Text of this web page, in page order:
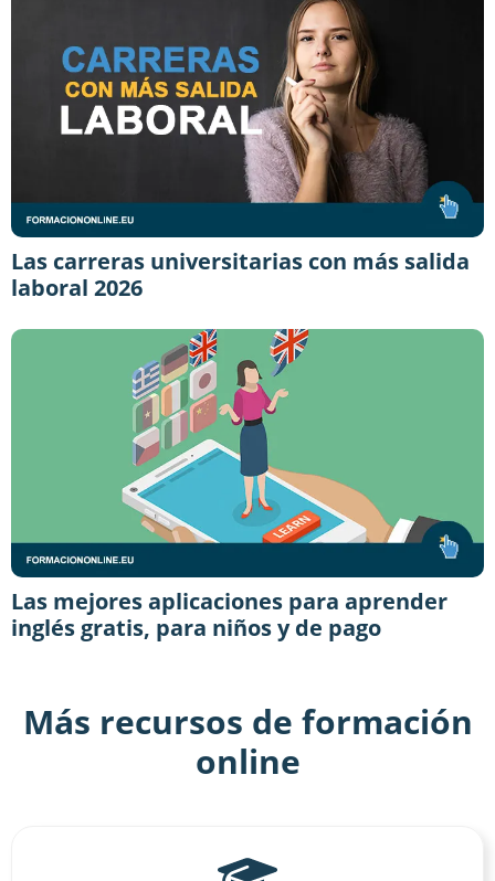
Las carreras universitarias con más salida
laboral 2026
Las mejores aplicaciones para aprender
inglés gratis, para niños y de pago
Más recursos de formación
online